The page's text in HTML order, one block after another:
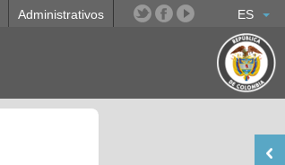
ES
Administrativos